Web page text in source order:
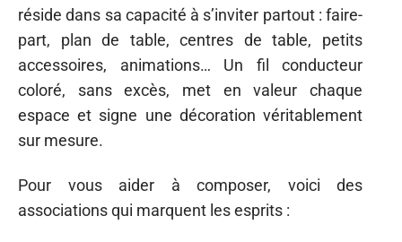
réside dans sa capacité à s’inviter partout : faire-
part, plan de table, centres de table, petits
accessoires, animations… Un fil conducteur
coloré, sans excès, met en valeur chaque
espace et signe une décoration véritablement
sur mesure.
Pour vous aider à composer, voici des
associations qui marquent les esprits :